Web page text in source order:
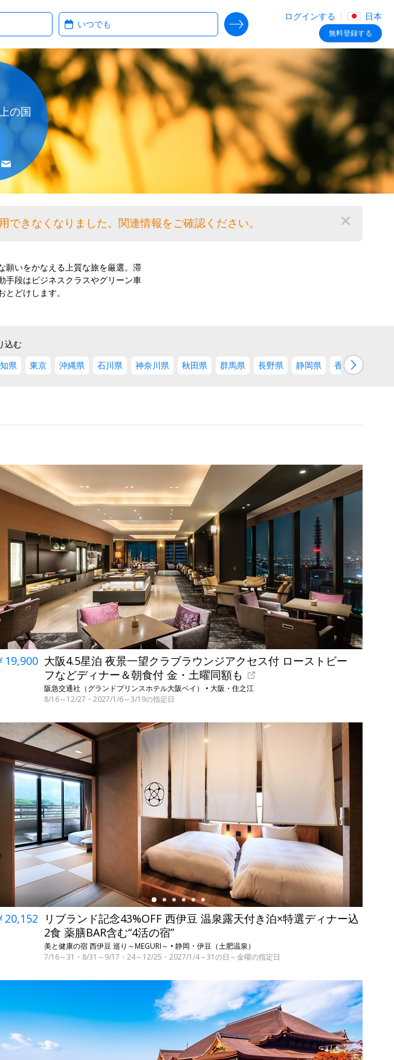
ログインする 日本
無料登録する
When?
SEARCH DEALS
の国
きなくなりました。関連情報をご確認ください。
願いをかなえる上質な旅を厳選。滞
手段はビジネスクラスやグリーン車
どけします。
込む
県 東京 沖縄県 石川県 神奈川県 秋田県 群馬県 長野県 静岡県 香川県
19,900 大阪4.5星泊 夜景一望クラブラウンジアクセス付 ローストビー
フなどディナー＆朝食付 金・土曜同額も
阪急交通社（グランドプリンスホテル大阪ベイ） • 大阪・住之江
8/16～12/27・2027/1/6～3/19の指定日
←
20,152
リブランド記念43%OFF 西伊豆 温泉露天付き泊×特選ディナー込
2食 薬膳BAR含む“4活の宿”
美と健康の宿 西伊豆 巡り～MEGURI～ • 静岡・伊豆（土肥温泉）
7/16～31・8/31～9/17・24～12/25・2027/1/4～31の日～金曜の指定日